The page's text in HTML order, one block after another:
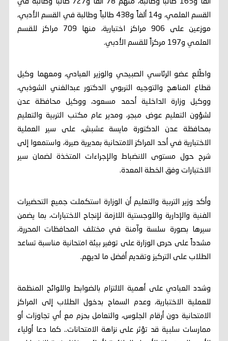
ألفاً و165 طالباً وطالبة، منهم 78 ألفاً و727 طالباً وطالبة في
القسم العلمي، و14 ألفاً و438 طالباً وطالبة في القسم الأدبي،
موزعين على 906 مراكز اختبارية، منها 709 مراكز للقسم
العلمي و197 مركزاً للقسم الأدبي.
واطّلع عضو الرئاسي الصبيحي والوزير العبادي، ومعهما وكيل
قطاع المناهج والتوجيه التربوي الدكتور عبدالغني الشوذبي،
ووكيل وزارة الداخلية أحمد مسعود، ووكيل محافظة عدن
لشؤون التعليم عوض مبجر، ومدير عام مكتب التربية والتعليم
بمحافظة عدن الدكتورة مايسة عشبش، على سير العملية
الاختبارية في أحد المراكز الامتحانية بمديرية صيرة، واستمعوا إلى
شرح حول مستوى الانضباط والإجراءات المتخذة لضمان سير
الاختبارات وفق الخطة المعدة.
وأكد وزير التربية والتعليم أن الوزارة استكملت جميع التحضيرات
الفنية والإدارية واللوجستية اللازمة لإنجاح الاختبارات، بما يضمن
سيرها بصورة سلسة وآمنة في مختلف المحافظات المحررة،
مشدداً على حرص الوزارة على توفير بيئة امتحانية مناسبة تساعد
الطلاب على التركيز وتقديم أفضل ما لديهم.
وشدد العبادي على أهمية الالتزام بالضوابط واللوائح المنظمة
للعملية الاختبارية، وعدم السماح بدخول الطلاب إلى المراكز
الامتحانية دون أرقام الجلوس، والتعامل بحزم مع أي تجاوزات أو
ممارسات سلبية قد تؤثر على نزاهة الامتحانات.. كما دعا أولياء